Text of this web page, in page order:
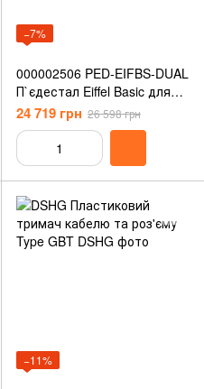
−7%
000002506 PED-EIFBS-DUAL
П`єдестал Eiffel Basic для
серії Pulsar подвійний
Wallbox
24 719 грн 26 598 грн
−11%